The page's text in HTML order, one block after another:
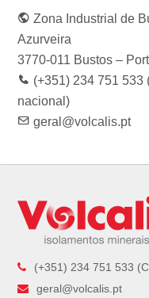
o
o
k
g
r
a
m
e
r
d
I
Zona Industrial de
Azurveira
3770-011 Bustos –
(+351) 234 751 533
nacional)
geral@volcalis.pt
(+351) 234 751 533
geral@volcalis.pt